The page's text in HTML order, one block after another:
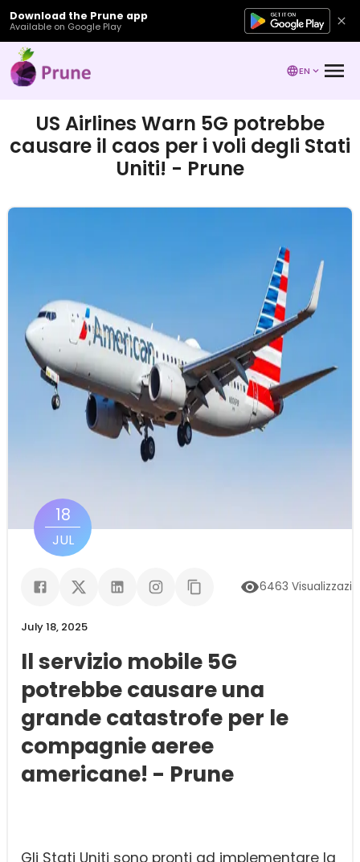
Download the Prune app
Available on Google Play
EN
US Airlines Warn 5G potrebbe
causare il caos per i voli degli Stati
Uniti! - Prune
18
JUL
6463
July 18, 2025
Il servizio mobile 5G
potrebbe causare una
grande catastrofe per le
compagnie aeree
americane! - Prune
Gli Stati Uniti sono pronti ad implementare la